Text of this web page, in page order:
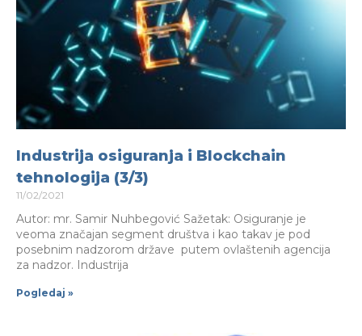
Industrija osiguranja i Blockchain
tehnologija (3/3)
11/02/2021
Autor: mr. Samir Nuhbegović Sažetak: Osiguranje je
veoma značajan segment društva i kao takav je pod
posebnim nadzorom države putem ovlaštenih agencija
za nadzor. Industrija
Pogledaj »